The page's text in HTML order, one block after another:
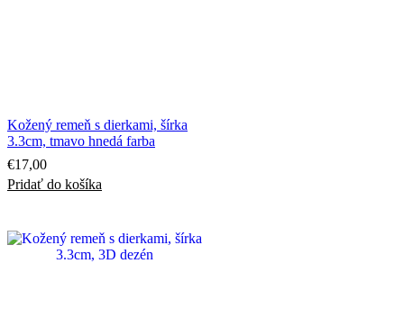
Kožený remeň s dierkami, šírka
3.3cm, tmavo hnedá farba
€17,00
Pridať do košíka